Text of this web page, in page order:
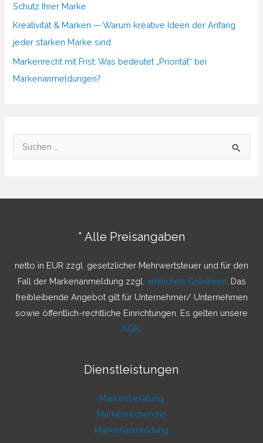
Schutz Ihrer Marke
Kreativität & Marken — Warum kreative Ideen der Anfang
jeder starken Marke sind
Markenrecht mit Frist: Was bedeutet „Priorität“ bei
Markenanmeldungen?
u
h
* Alle Preisangaben
netto in EUR zzgl. gesetzlicher Mehrwertsteuer und für den
Fall der Markenanmeldung zzgl. amtlichen Gebühren . Das
freibleibende Angebot gilt für Unternehmer/ Unternehmen
sowie öffentlich-rechtliche Einrichtungen. Es gelten unsere
AGB
Dienstleistungen
Markenberatung
Markenrecherche
Markenanmeldung